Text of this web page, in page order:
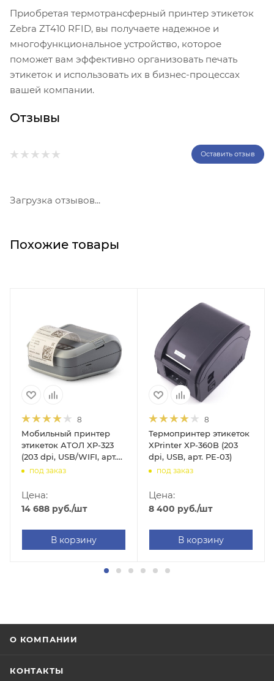
Приобретая термотрансферный принтер этикеток
Zebra ZT410 RFID, вы получаете надежное и
многофункциональное устройство, которое
поможет вам эффективно организовать печать
этикеток и использовать их в бизнес-процессах
вашей компании.
Отзывы
Оставить отзыв
Загрузка отзывов...
Похожие товары
8
Мобильный принтер
этикеток АТОЛ XP-323
(203 dpi, USB/WIFI, арт.
51320)
под заказ
Цена:
14 688 руб./шт
В корзину
8
Термопринтер этикеток
XPrinter XP-360B (203
dpi, USB, арт. PE-03)
под заказ
Цена:
8 400 руб./шт
В корзину
О КОМПАНИИ
КОНТАКТЫ